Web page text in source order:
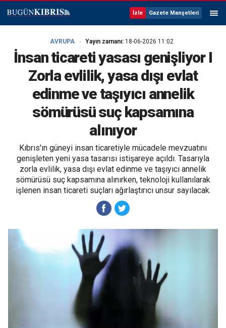
İzle Gazete Manşetleri
AVRUPA Yayın zamanı: 18-06-2026 11:02
İnsan ticareti yasası genişliyor I
Zorla evlilik, yasa dışı evlat
edinme ve taşıyıcı annelik
sömürüsü suç kapsamına
alınıyor
Kıbrıs'ın güneyi insan ticaretiyle mücadele mevzuatını
genişleten yeni yasa tasarısı istişareye açıldı. Tasarıyla
zorla evlilik, yasa dışı evlat edinme ve taşıyıcı annelik
sömürüsü suç kapsamına alınırken, teknoloji kullanılarak
işlenen insan ticareti suçları ağırlaştırıcı unsur sayılacak.